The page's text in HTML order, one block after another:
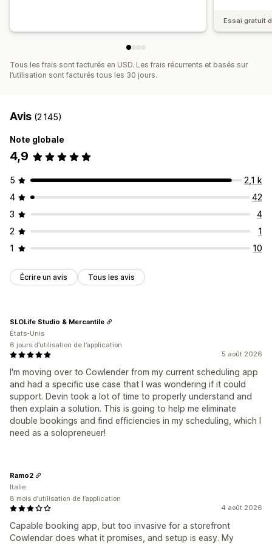
Essai gratuit
Tous les frais sont facturés en USD. Les frais récurrents et basés sur
l’utilisation sont facturés tous les 30 jours.
Avis (2 145)
Note globale
4,9
5
2,1 k
4
42
3
4
2
1
1
10
Écrire un avis Tous les avis
5 août 2026
I'm moving over to Cowlender from my current scheduling app
and had a specific use case that I was wondering if it could
support. Devin took a lot of time to properly understand and
then explain a solution. This is going to help me eliminate
double bookings and find efficiencies in my scheduling, which I
need as a solopreneuer!
SLOLife Studio & Mercantile
États-Unis
6 jours d’utilisation de l’application
4 août 2026
Capable booking app, but too invasive for a storefront
Cowlendar does what it promises, and setup is easy. My
Ramo2
Italie
8 mois d’utilisation de l’application